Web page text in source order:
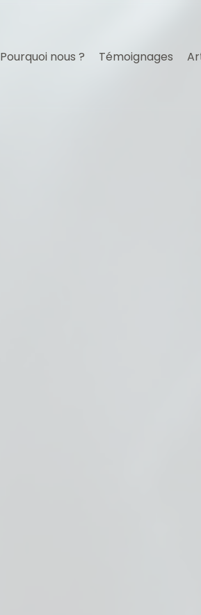
Pourquoi nous ? Témoignages